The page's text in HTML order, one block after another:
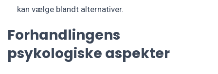
kan vælge blandt alternativer.
Forhandlingens
psykologiske aspekter